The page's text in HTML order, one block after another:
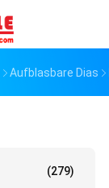
Aufblasbare Dias
(279)